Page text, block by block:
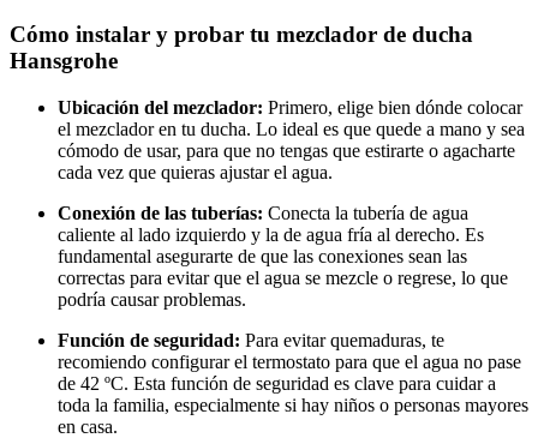
Cómo instalar y probar tu mezclador de ducha
Hansgrohe
Ubicación del mezclador: Primero, elige bien dónde colocar
el mezclador en tu ducha. Lo ideal es que quede a mano y sea
cómodo de usar, para que no tengas que estirarte o agacharte
cada vez que quieras ajustar el agua.
Conexión de las tuberías: Conecta la tubería de agua
caliente al lado izquierdo y la de agua fría al derecho. Es
fundamental asegurarte de que las conexiones sean las
correctas para evitar que el agua se mezcle o regrese, lo que
podría causar problemas.
Función de seguridad: Para evitar quemaduras, te
recomiendo configurar el termostato para que el agua no pase
de 42 ºC. Esta función de seguridad es clave para cuidar a
toda la familia, especialmente si hay niños o personas mayores
en casa.